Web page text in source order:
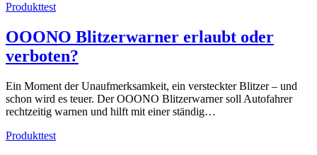
Produkttest
OOONO Blitzerwarner erlaubt oder
verboten?
Ein Moment der Unaufmerksamkeit, ein versteckter Blitzer – und
schon wird es teuer. Der OOONO Blitzerwarner soll Autofahrer
rechtzeitig warnen und hilft mit einer ständig…
Produkttest